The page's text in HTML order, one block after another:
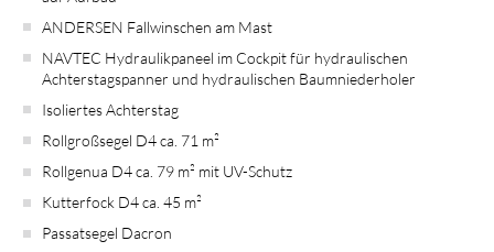
ANDERSEN Fallwinschen am Mast
NAVTEC Hydraulikpaneel im Cockpit für hydraulischen
Achterstagspanner und hydraulischen Baumniederholer
Isoliertes Achterstag
Rollgroßsegel D4 ca. 71 m²
Rollgenua D4 ca. 79 m² mit UV-Schutz
Kutterfock D4 ca. 45 m²
Passatsegel Dacron